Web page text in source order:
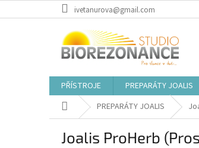
na
ivetanurova@gmail.com
PŘÍSTROJE PREPARÁTY JOALIS
Domů PREPARÁTY JOALIS
Joalis ProHerb